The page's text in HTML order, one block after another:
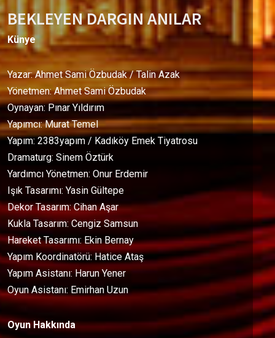
BEKLEYEN DARGIN ANILAR
Künye
Yazar: Ahmet Sami Özbudak / Talin Azak
Yönetmen: Ahmet Sami Özbudak
Oynayan: Pınar Yıldırım
Yapımcı: Murat Temel
Yapım: 2383yapım / Kadıköy Emek Tiyatrosu
Dramaturg: Sinem Öztürk
Yardımcı Yönetmen: Onur Erdemir
Işık Tasarımı: Yasin Gültepe
Dekor Tasarım: Cihan Aşar
Kukla Tasarım: Cengiz Samsun
Hareket Tasarımı: Ekin Bernay
Yapım Koordinatörü: Hatice Ataş
Yapım Asistanı: Harun Yener
Oyun Asistanı: Emirhan Uzun
Oyun Hakkında